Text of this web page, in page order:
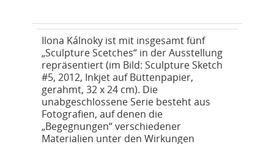
Ilona Kálnoky ist mit insgesamt fünf
„Sculpture Scetches“ in der Ausstellung
repräsentiert (im Bild: Sculpture Sketch
#5, 2012, Inkjet auf Büttenpapier,
gerahmt, 32 x 24 cm). Die
unabgeschlossene Serie besteht aus
Fotografien, auf denen die
„Begegnungen“ verschiedener
Materialien unter den Wirkungen